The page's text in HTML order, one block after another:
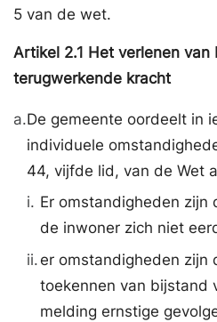
5 van de wet.
Artikel 2.1 Het verlenen van
terugwerkende kracht
a.De gemeente oordeelt in
individuele
44, vijfde lid, van de Wet
i. Er omstandigheden
de inwoner zich niet
ii. er omstandigheden zijn
toekennen van bijstand
melding ernstige